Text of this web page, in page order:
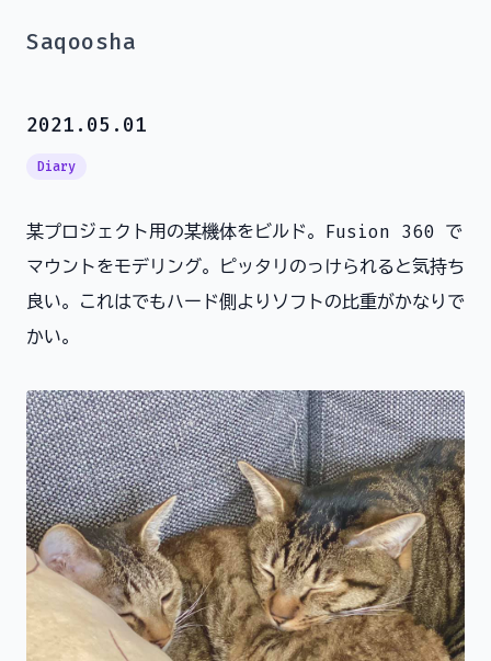
Saqoosha
2021.05.01
Diary
某プロジェクト用の某機体をビルド。Fusion 360 で
マウントをモデリング。ピッタリのっけられると気持ち
良い。これはでもハード側よりソフトの比重がかなりで
かい。